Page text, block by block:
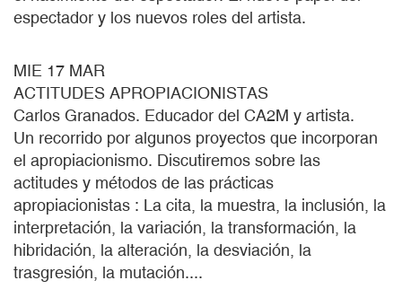
espectador y los nuevos roles del artista.
MIE 17 MAR
ACTITUDES APROPIACIONISTAS
Carlos Granados. Educador del CA2M y artista.
Un recorrido por algunos proyectos que incorporan
el apropiacionismo. Discutiremos sobre las
actitudes y métodos de las prácticas
apropiacionistas : La cita, la muestra, la inclusión, la
interpretación, la variación, la transformación, la
hibridación, la alteración, la desviación, la
trasgresión, la mutación....